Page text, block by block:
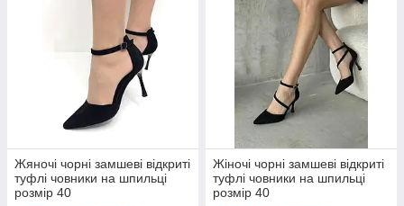
Жяночі чорні замшеві відкриті
туфлі човники на шпильці
розмір 40
Жіночі чорні замшеві відкриті
туфлі човники на шпильці
розмір 40